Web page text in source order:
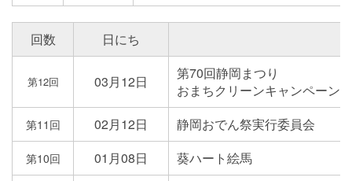
回数 日にち
第12回 03月12日
第70回静岡まつり
おまちクリーンキャンペーン
第11回 02月12日 静岡おでん祭実行委員会
第10回 01月08日
葵ハート絵馬